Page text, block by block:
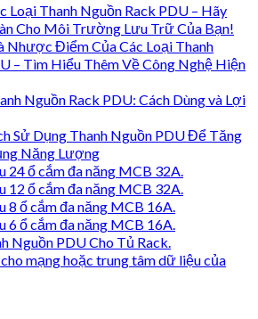
Loại Thanh Nguồn Rack PDU – Hãy
Cho Môi Trường Lưu Trữ Của Bạn!
Nhược Điểm Của Các Loại Thanh
– Tìm Hiểu Thêm Về Công Nghệ Hiện
Nguồn Rack PDU: Cách Dùng và Lợi
Sử Dụng Thanh Nguồn PDU Để Tăng
Năng Lượng
24 ổ cắm đa năng MCB 32A.
12 ổ cắm đa năng MCB 32A.
8 ổ cắm đa năng MCB 16A.
6 ổ cắm đa năng MCB 16A.
Nguồn PDU Cho Tủ Rack.
mạng hoặc trung tâm dữ liệu của